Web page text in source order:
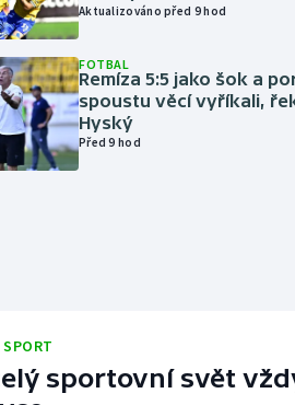
Aktualizováno před 9 hod
FOTBAL
Remíza 5:5 jako šok a
spoustu věcí vyříkali,
Hyský
Před 9 hod
sportovní svět